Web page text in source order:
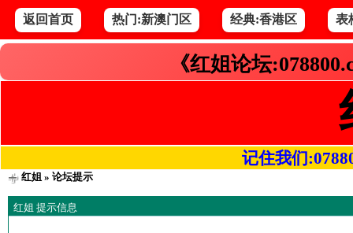
返回首页 热门:新澳门区 经典:香港区 表
《红姐论坛
记住我们
红姐» 论坛提示
红姐 提示信息